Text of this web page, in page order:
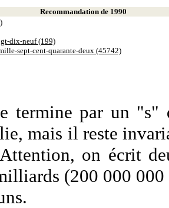
Recommandation de 1990
dix-neuf (199)
sept-cent-quarante-deux (45742)
termine par un "s"
mais il reste
on écrit
(200 000